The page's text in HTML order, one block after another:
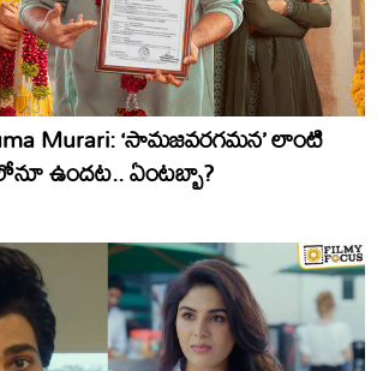
Murari: ‘సామజవరగమన’ లాంటి
ఉందట.. ఏంటబ్బా?